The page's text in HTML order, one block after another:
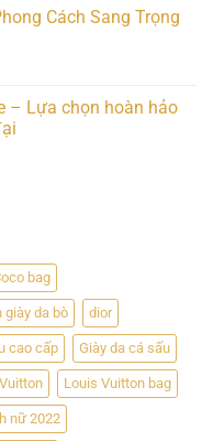
Cách Sang Trọng
– Lựa chọn hoàn hảo
bag
giày da bò dior
cao cấp Giày da cá sấu
Louis Vuitton bag
nữ 2022